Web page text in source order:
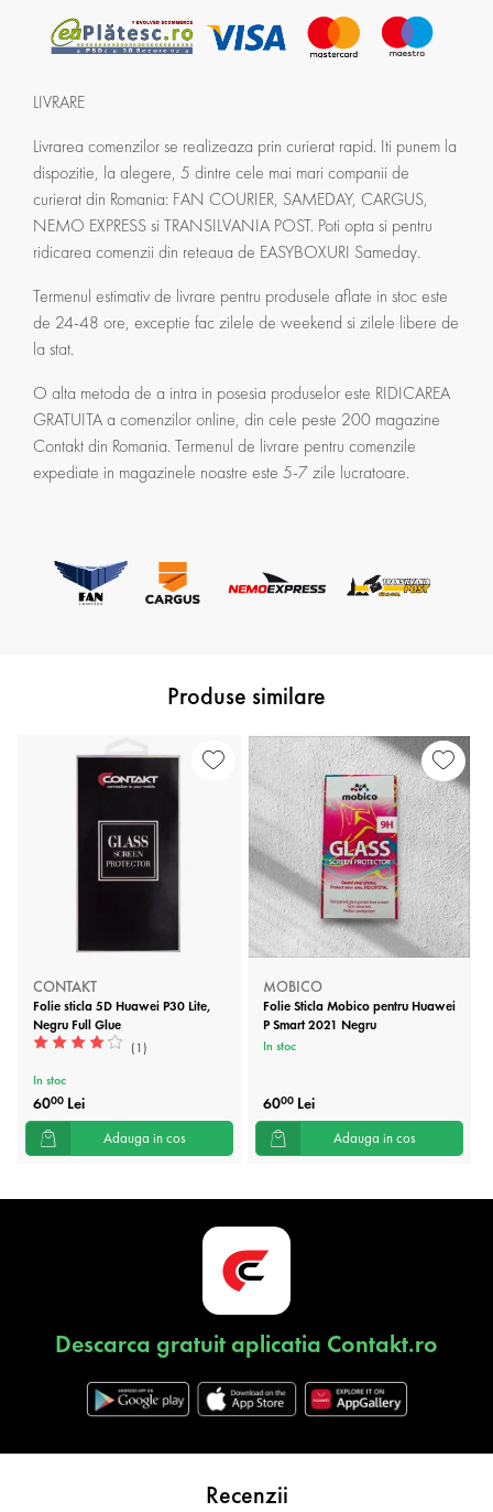
LIVRARE
Livrarea comenzilor se realizeaza prin curierat rapid. Iti punem la
dispozitie, la alegere, 5 dintre cele mai mari companii de
curierat din Romania: FAN COURIER, SAMEDAY, CARGUS,
NEMO EXPRESS si TRANSILVANIA POST. Poti opta si pentru
ridicarea comenzii din reteaua de EASYBOXURI Sameday.
Termenul estimativ de livrare pentru produsele aflate in stoc este
de 24-48 ore, exceptie fac zilele de weekend si zilele libere de
la stat.
O alta metoda de a intra in posesia produselor este RIDICAREA
GRATUITA a comenzilor online, din cele peste 200 magazine
Contakt din Romania. Termenul de livrare pentru comenzile
expediate in magazinele noastre este 5-7 zile lucratoare.
Produse similare
CONTAKT
Folie sticla 5D Huawei P30 Lite,
Negru Full Glue
(1)
In stoc
6000 Lei
Adauga in cos
MOBICO
Folie Sticla Mobico pentru Huawei
P Smart 2021 Negru
In stoc
6000 Lei
Adauga in cos
Descarca gratuit aplicatia Contakt.ro
Recenzii